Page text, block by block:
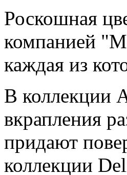
Роскошная
компанией
каждая из
В коллекции
вкрапления
придают
коллекции